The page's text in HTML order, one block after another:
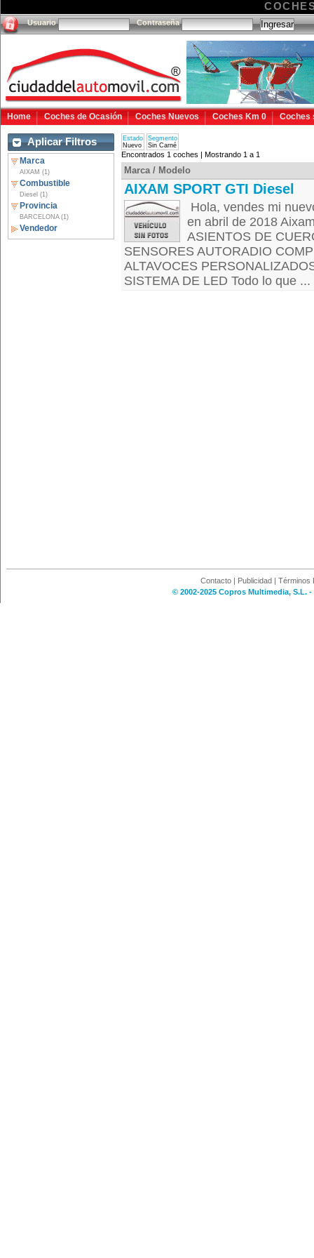
Usuario Contraseña
Home Coches de Ocasión Coches Nuevos Coches Km 0 Coches
Aplicar Filtros
Marca
AIXAM (1)
Combustible
Diesel (1)
Provincia
BARCELONA (1)
Vendedor
Estado
Nuevo
Segmento
Sin Carné
Encontrados 1 coches | Mostrando 1 a 1
Marca / Modelo
AIXAM SPORT GTI Diesel
Hola, vendes mi
en abril de 2018
ASIENTOS DE
SENSORES AUTORADIO
ALTAVOCES
SISTEMA DE LED Todo lo que ...
Contacto | Publicidad | Términos
© 2002-2025 Copros Multimedia, S.L.